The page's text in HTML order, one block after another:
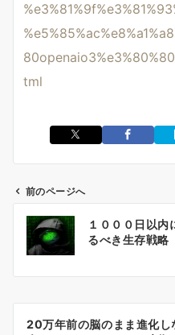
tml
ビ
前のページへ
１０００日以
るべき生存戦略
20万年前の脳のまま進化し